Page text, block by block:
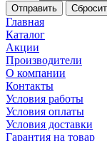
Главная
Каталог
Акции
Производители
О компании
Контакты
Условия работы
Условия оплаты
Условия доставки
Гарантия на товар